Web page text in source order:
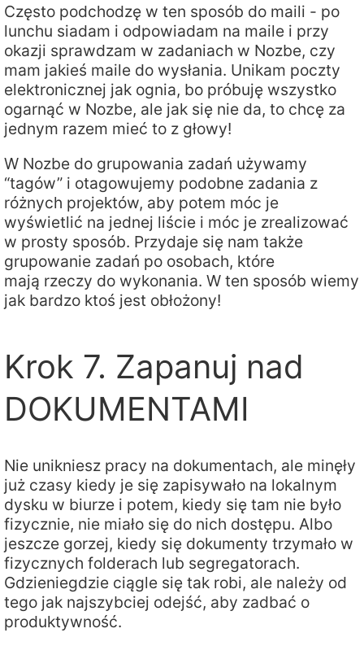
Często podchodzę w ten sposób do maili - po
lunchu siadam i odpowiadam na maile i przy
okazji sprawdzam w zadaniach w Nozbe, czy
mam jakieś maile do wysłania. Unikam poczty
elektronicznej jak ognia, bo próbuję wszystko
ogarnąć w Nozbe, ale jak się nie da, to chcę za
jednym razem mieć to z głowy!
W Nozbe do grupowania zadań używamy
“tagów” i otagowujemy podobne zadania z
różnych projektów, aby potem móc je
wyświetlić na jednej liście i móc je zrealizować
w prosty sposób. Przydaje się nam także
grupowanie zadań po osobach, które
mają rzeczy do wykonania. W ten sposób wiemy
jak bardzo ktoś jest obłożony!
Krok 7. Zapanuj nad
DOKUMENTAMI
Nie unikniesz pracy na dokumentach, ale minęły
już czasy kiedy je się zapisywało na lokalnym
dysku w biurze i potem, kiedy się tam nie było
fizycznie, nie miało się do nich dostępu. Albo
jeszcze gorzej, kiedy się dokumenty trzymało w
fizycznych folderach lub segregatorach.
Gdzieniegdzie ciągle się tak robi, ale należy od
tego jak najszybciej odejść, aby zadbać o
produktywność.